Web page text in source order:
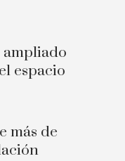
ampliado
espacio
más de